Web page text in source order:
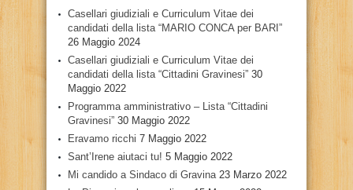
Casellari giudiziali e Curriculum Vitae dei
candidati della lista “MARIO CONCA per BARI”
26 Maggio 2024
Casellari giudiziali e Curriculum Vitae dei
candidati della lista “Cittadini Gravinesi” 30
Maggio 2022
Programma amministrativo – Lista “Cittadini
Gravinesi” 30 Maggio 2022
Eravamo ricchi 7 Maggio 2022
Sant’Irene aiutaci tu! 5 Maggio 2022
Mi candido a Sindaco di Gravina 23 Marzo 2022